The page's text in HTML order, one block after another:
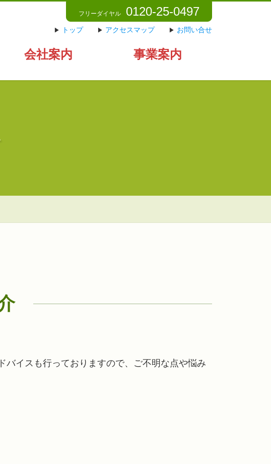
フリーダイヤル 0120-25-0497
トップ アクセスマップ お問い合せ
会社案内 事業案内
イスも行っておりますので、ご不明な点や悩み